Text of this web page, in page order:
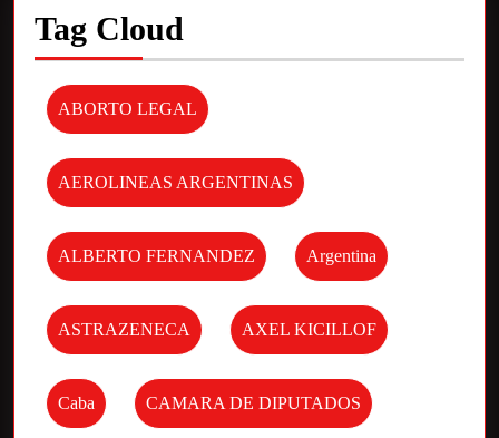
Tag Cloud
ABORTO LEGAL
AEROLINEAS ARGENTINAS
ALBERTO FERNANDEZ Argentina
ASTRAZENECA AXEL KICILLOF
Caba CAMARA DE DIPUTADOS